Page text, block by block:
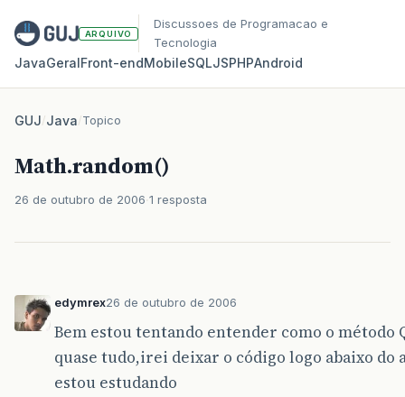
ARQUIVO
Discussoes de Programacao e
Tecnologia
JavaGeralFront‑endMobileSQLJSPHPAndroid
GUJ/Java/Topico
Math.random()
26 de outubro de 2006 1 resposta
edymrex26 de outubro de 2006
Bem estou tentando entender como o
quase tudo,irei deixar o código logo abaixo
estou estudando